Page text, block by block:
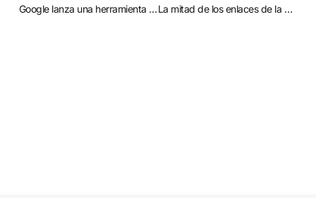
Google lanza una herramienta para filtrar comentarios ofensivos
La mitad de los enlaces de la primera página de resultados de Google ya son HTTPS